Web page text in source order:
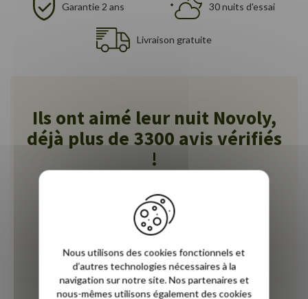
Garantie 2 ans 30 nuits d'essai
Livraison gratuite
Ils ont aimé leur nuit Novoly,
déjà plus de 3300 avis vérifiés
!
À une semaine d'utilisation, nous sommes
satisfaits de notre commande. L'oreiller est
confortable et aucun problème sur la
livraison.
Nous utilisons des cookies fonctionnels et
d’autres technologies nécessaires à la
navigation sur notre site. Nos partenaires et
nous-mêmes utilisons également des cookies